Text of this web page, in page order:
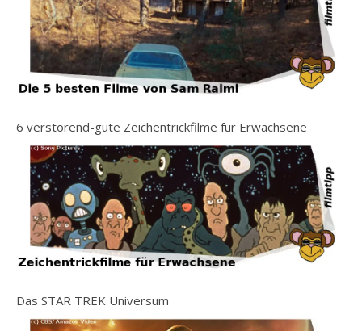
6 verstörend-gute Zeichentrickfilme für Erwachsene
Das STAR TREK Universum